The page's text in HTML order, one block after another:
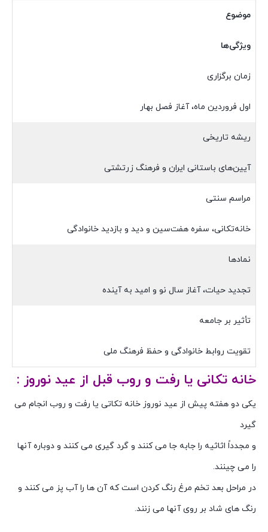
موضوع
ویژگی‌ها
زمان برگزاری
اول فروردین ماه، آغاز فصل بهار
ریشه تاریخی
آیین‌های باستانی ایران و فرهنگ زرتشتی
مراسم سنتی
خانه‌تکانی، سفره هفت‌سین و دید و بازدید خانوادگی
نمادها
تجدید حیات، آغاز سال نو و امید به آینده
تأثیر بر جامعه
تقویت روابط خانوادگی و حفظ فرهنگ ملی
خانه تکانی یا رفت و روب قبل از عید نوروز :
یکی دو هفته پیش از عید نوروز خانه تکاتی یا رفت و روب انجام می
گیرد
و مجدداً اثاثیه را جابه جا می کنند و گرد گیری می کنند و دوباره آنها
را می چینند.
در مراحل بعد تخم مرغ رنگ کردن است که آن ها را آب پز می کنند و
رنگ های شاد بر روی آنها می زنند.